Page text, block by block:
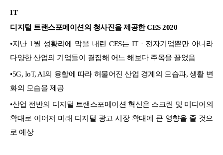
IT
디지털 트랜스포메이션의 청사진을 제공한 CES 2020
•지난 1월 성황리에 막을 내린 CES는 ITㆍ전자기업뿐만 아니라
다양한 산업의 기업들이 결집해 어느 해보다 주목을 끌었음
•5G, IoT, AI의 융합에 따라 허물어진 산업 경계의 모습과, 생활 변
화의 모습을 제공
•산업 전반의 디지털 트랜스포메이션 혁신은 스크린 및 미디어의
확대로 이어져 미래 디지털 광고 시장 확대에 큰 영향을 줄 것으
로 예상